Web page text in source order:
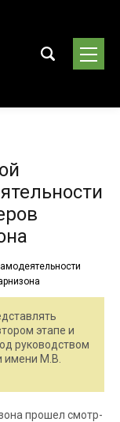
этапе и
руководством
имени М.В.
прошел смотр-